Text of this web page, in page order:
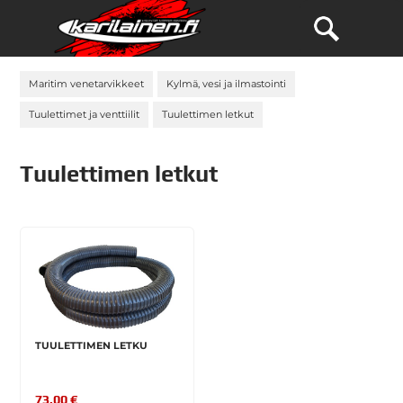
Maritim venetarvikkeet Kylmä, vesi ja ilmastointi
Tuulettimet ja venttiilit Tuulettimen letkut
Tuulettimen letkut
TUULETTIMEN LETKU
73,00 €